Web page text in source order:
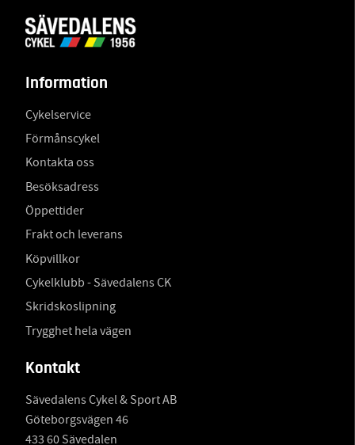
Information
Cykelservice
Förmånscykel
Kontakta oss
Besöksadress
Öppettider
Frakt och leverans
Köpvillkor
Cykelklubb - Sävedalens CK
Skridskoslipning
Trygghet hela vägen
Kontakt
Sävedalens Cykel & Sport AB
Göteborgsvägen 46
433 60 Sävedalen